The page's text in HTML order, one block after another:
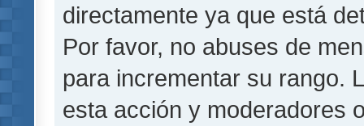
directamente ya que está
Por favor, no abuses de
para incrementar su rango.
esta acción y moderadores